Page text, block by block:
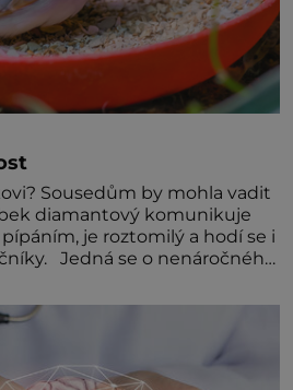
Sousedům by mohla vadit
diamantový komunikuje
je roztomilý a hodí se i
Jedná se o nenáročného
kde sbírá zbytky semínek
celá Austrálie s